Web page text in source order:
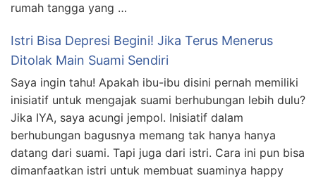
rumah tangga yang …
Istri Bisa Depresi Begini! Jika Terus Menerus
Ditolak Main Suami Sendiri
Saya ingin tahu! Apakah ibu-ibu disini pernah memiliki
inisiatif untuk mengajak suami berhubungan lebih dulu?
Jika IYA, saya acungi jempol. Inisiatif dalam
berhubungan bagusnya memang tak hanya hanya
datang dari suami. Tapi juga dari istri. Cara ini pun bisa
dimanfaatkan istri untuk membuat suaminya happy